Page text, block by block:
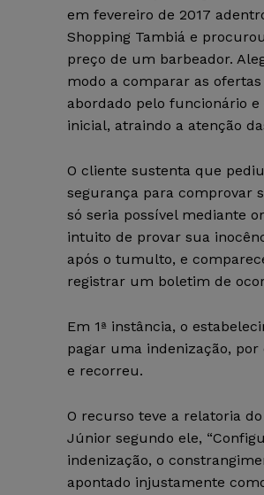
em fevereiro de 2017
Shopping Tambiá e
preço de um barbeador.
modo a comparar as
abordado pelo funcionário
inicial, atraindo a atenção
O cliente sustenta que
segurança para comprovar
só seria possível mediante
intuito de provar sua
após o tumulto, e
registrar um boletim de
Em 1ª instância, o
pagar uma indenização,
e recorreu.
O recurso teve a relatoria
Júnior segundo ele,
indenização, o
apontado injustamente